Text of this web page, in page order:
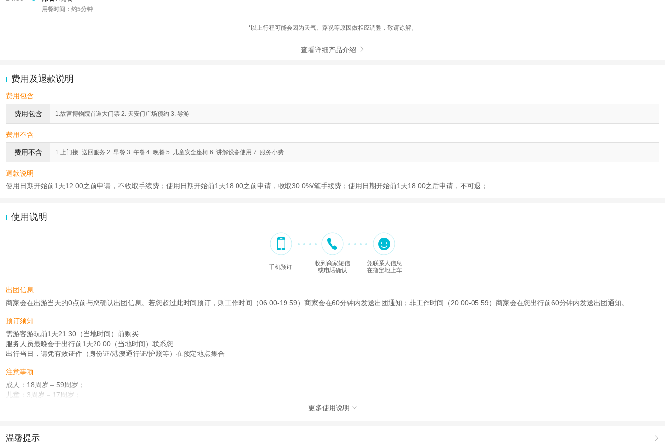
用餐时间：约5分钟
*以上行程可能会因为天气、路况等原因做相应调整，敬请谅解。
查看详细产品介绍 
费用及退款说明
费用包含
费用包含 1.故宫博物院首道大门票 2. 天安门广场预约 3. 导游
费用不含
费用不含 1.上门接+送回服务 2. 早餐 3. 午餐 4. 晚餐 5. 儿童安全座椅 6. 讲解设备使用 7. 服务小费
退款说明
使用日期开始前1天12:00之前申请，不收取手续费；使用日期开始前1天18:00之前申请，收取30.0%/笔手续费；使用日期开始前1天18:00之后申请，不可退；
使用说明
手机预订
收到商家短信
或电话确认
凭联系人信息
在指定地上车
出团信息
商家会在出游当天的0点前与您确认出团信息。若您超过此时间预订，则工作时间（06:00-19:59）商家会在60分钟内发送出团通知；非工作时间（20:00-05:59）商家会在您出行前60分钟内发送出团通知。
预订须知
需游客游玩前1天21:30（当地时间）前购买
服务人员最晚会于出行前1天20:00（当地时间）联系您
出行当日，请凭有效证件（身份证/港澳通行证/护照等）在预定地点集合
注意事项
成人：18周岁 – 59周岁；
儿童：3周岁 – 17周岁；
本产品由青岛驿路同行国际旅行社有限公司代理招徕，委托社为华旅天下国际旅行社(北京)有限公司，具体的旅游服务和操作由委托社及其有资质的地接社提供
更多使用说明 
温馨提示 